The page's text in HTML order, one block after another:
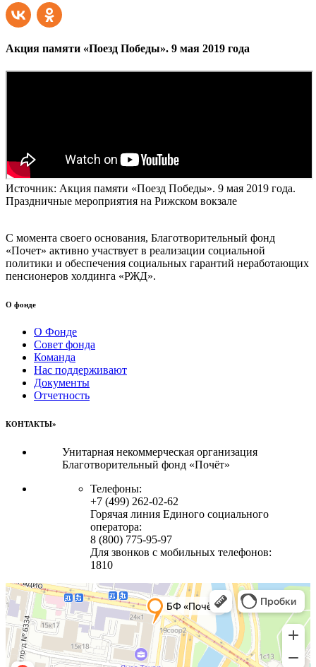
Акция памяти «Поезд Победы». 9 мая 2019 года
Источник: Акция памяти «Поезд Победы». 9 мая 2019 года.
Праздничные мероприятия на Рижском вокзале
С момента своего основания, Благотворительный фонд
«Почет» активно участвует в реализации социальной
политики и обеспечения социальных гарантий неработающих
пенсионеров холдинга «РЖД».
О фонде
О Фонде
Совет фонда
Команда
Нас поддерживают
Документы
Отчетность
КОНТАКТЫ»
Унитарная некоммерческая организация
Благотворительный фонд «Почёт»
Телефоны:
+7 (499) 262-02-62
Горячая линия Единого социального
оператора:
8 (800) 775-95-97
Для звонков с мобильных телефонов:
1810